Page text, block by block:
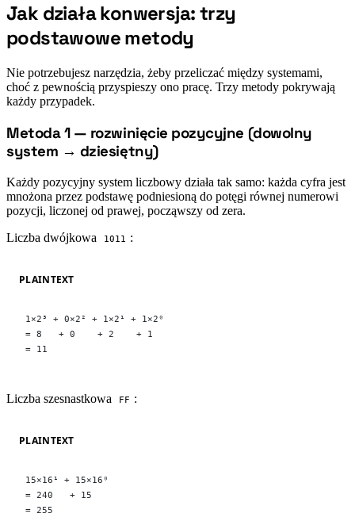
#
Jak działa konwersja: trzy
podstawowe metody
Nie potrzebujesz narzędzia, żeby przeliczać między systemami,
choć z pewnością przyspieszy ono pracę. Trzy metody pokrywają
każdy przypadek.
#
Metoda 1 — rozwinięcie pozycyjne (dowolny
system → dziesiętny)
Każdy pozycyjny system liczbowy działa tak samo: każda cyfra jest
mnożona przez podstawę podniesioną do potęgi równej numerowi
pozycji, liczonej od prawej, począwszy od zera.
Liczba dwójkowa
1011 :
PLAINTEXT
1×2³ + 0×2² + 1×2¹ + 1×2⁰
= 8   + 0    + 2    + 1
= 11
Liczba szesnastkowa FF :
PLAINTEXT
15×16¹ + 15×16⁰
= 240   + 15
= 255